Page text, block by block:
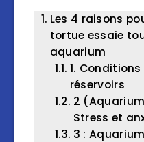
Les 4 raisons
tortue essaie
aquarium
1.
réservoirs
2
Stress et
3 :